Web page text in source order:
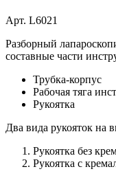
Арт. L6021
Разборный
составные части
Трубка-корпус
Рабочая тяга
Рукоятка
Два вида рукояток на
Рукоятка без
Рукоятка с